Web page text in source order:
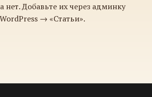
нет. Добавьте их через админку
WordPress → «Статьи».